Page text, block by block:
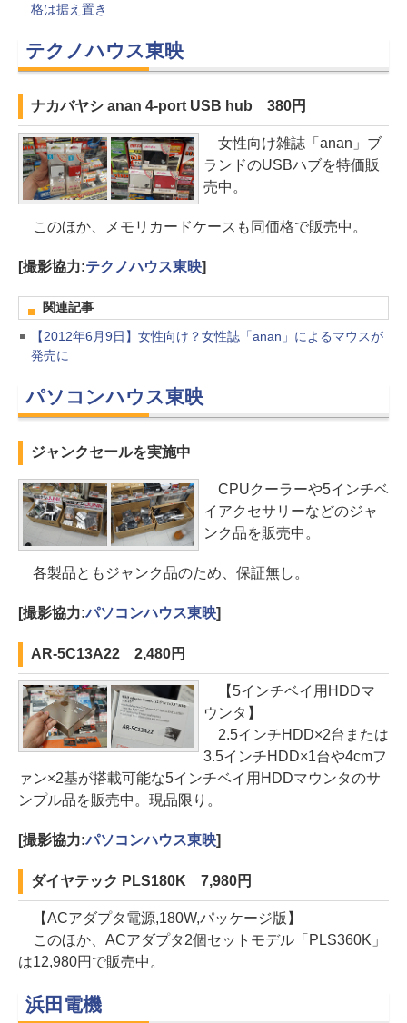
格は据え置き
テクノハウス東映
ナカバヤシ anan 4-port USB hub 380円
女性向け雑誌「anan」ブ
ランドのUSBハブを特価販
売中。
このほか、メモリカードケースも同価格で販売中。
[撮影協力:テクノハウス東映]
関連記事
【2012年6月9日】女性向け？女性誌「anan」によるマウスが
発売に
パソコンハウス東映
ジャンクセールを実施中
CPUクーラーや5インチベ
イアクセサリーなどのジャ
ンク品を販売中。
各製品ともジャンク品のため、保証無し。
[撮影協力:パソコンハウス東映]
AR-5C13A22 2,480円
【5インチベイ用HDDマ
ウンタ】
2.5インチHDD×2台または
3.5インチHDD×1台や4cmフ
ァン×2基が搭載可能な5インチベイ用HDDマウンタのサ
ンプル品を販売中。現品限り。
[撮影協力:パソコンハウス東映]
ダイヤテック PLS180K 7,980円
【ACアダプタ電源,180W,パッケージ版】
このほか、ACアダプタ2個セットモデル「PLS360K」
は12,980円で販売中。
浜田電機